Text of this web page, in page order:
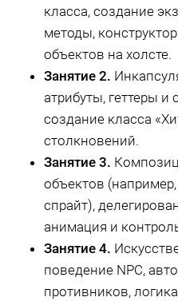
класса, создание
методы,
объектов на холсте.
Занятие 2.
атрибуты, геттеры и
создание класса
столкновений.
Занятие 3.
объектов (например,
спрайт),
анимация и
Занятие 4.
поведение NPC,
противников,